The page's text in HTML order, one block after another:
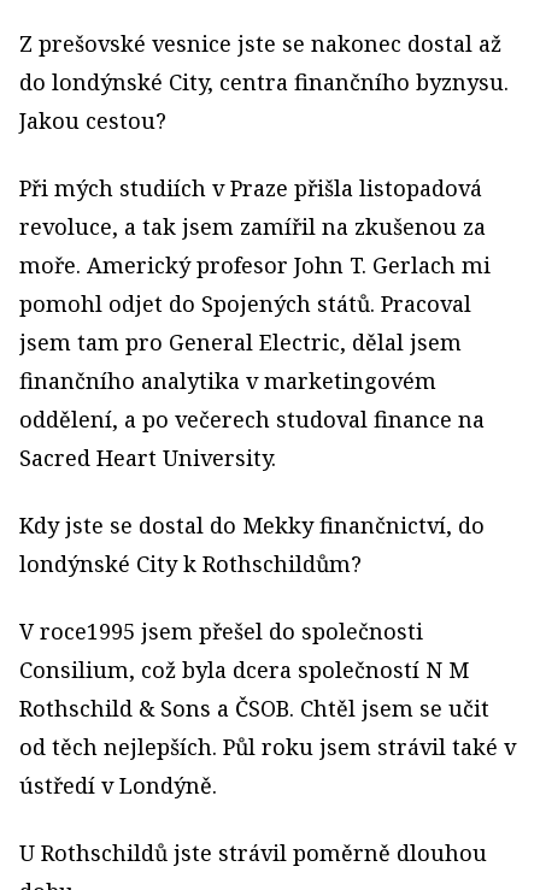
Z prešovské vesnice jste se nakonec dostal až
do londýnské City, centra finančního byznysu.
Jakou cestou?
Při mých studiích v Praze přišla listopadová
revoluce, a tak jsem zamířil na zkušenou za
moře. Americký profesor John T. Gerlach mi
pomohl odjet do Spojených států. Pracoval
jsem tam pro General Electric, dělal jsem
finančního analytika v marketingovém
oddělení, a po večerech studoval finance na
Sacred Heart University.
Kdy jste se dostal do Mekky finančnictví, do
londýnské City k Rothschildům?
V roce1995 jsem přešel do společnosti
Consilium, což byla dcera společností N M
Rothschild & Sons a ČSOB. Chtěl jsem se učit
od těch nejlepších. Půl roku jsem strávil také v
ústředí v Londýně.
U Rothschildů jste strávil poměrně dlouhou